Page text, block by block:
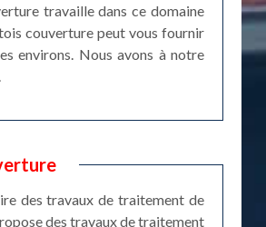
travaille dans ce domaine
couverture peut vous fournir
environs. Nous avons à notre
des travaux de traitement de
des travaux de traitement